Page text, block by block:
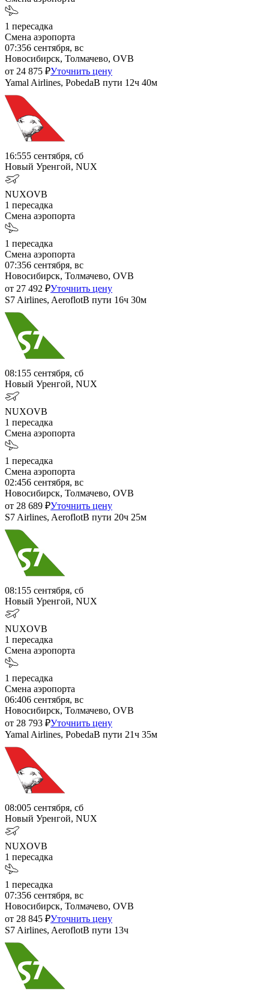
1 пересадка
Смена аэропорта
07:356 сентября, вс
Новосибирск, Толмачево, OVB
от 24 875 ₽Уточнить цену
Yamal Airlines, PobedaВ пути 12ч 40м
16:555 сентября, сб
Новый Уренгой, NUX
NUXOVB
1 пересадка
Смена аэропорта
1 пересадка
Смена аэропорта
07:356 сентября, вс
Новосибирск, Толмачево, OVB
от 27 492 ₽Уточнить цену
S7 Airlines, AeroflotВ пути 16ч 30м
08:155 сентября, сб
Новый Уренгой, NUX
NUXOVB
1 пересадка
Смена аэропорта
1 пересадка
Смена аэропорта
02:456 сентября, вс
Новосибирск, Толмачево, OVB
от 28 689 ₽Уточнить цену
S7 Airlines, AeroflotВ пути 20ч 25м
08:155 сентября, сб
Новый Уренгой, NUX
NUXOVB
1 пересадка
Смена аэропорта
1 пересадка
Смена аэропорта
06:406 сентября, вс
Новосибирск, Толмачево, OVB
от 28 793 ₽Уточнить цену
Yamal Airlines, PobedaВ пути 21ч 35м
08:005 сентября, сб
Новый Уренгой, NUX
NUXOVB
1 пересадка
1 пересадка
07:356 сентября, вс
Новосибирск, Толмачево, OVB
от 28 845 ₽Уточнить цену
S7 Airlines, AeroflotВ пути 13ч